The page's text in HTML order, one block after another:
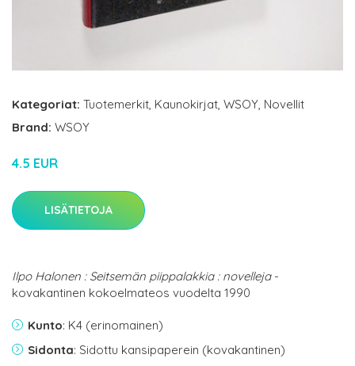
Kategoriat: Tuotemerkit, Kaunokirjat, WSOY, Novellit
Brand: WSOY
4.5 EUR
LISÄTIETOJA
Ilpo Halonen : Seitsemän piippalakkia : novelleja-
kovakantinen kokoelmateos vuodelta 1990
Kunto: K4 (erinomainen)
Sidonta: Sidottu kansipaperein (kovakantinen)